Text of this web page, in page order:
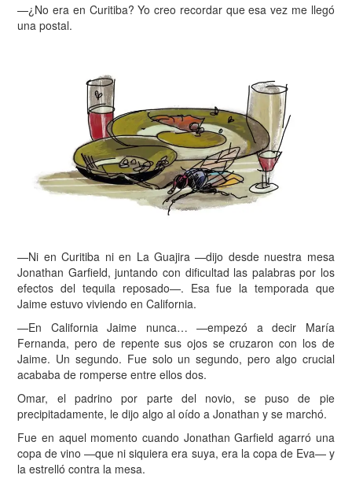
—¿No era en Curitiba? Yo creo recordar que esa vez me llegó
una postal.
—Ni en Curitiba ni en La Guajira —dijo desde nuestra mesa
Jonathan Garfield, juntando con dificultad las palabras por los
efectos del tequila reposado—. Esa fue la temporada que
Jaime estuvo viviendo en California.
—En California Jaime nunca… —empezó a decir María
Fernanda, pero de repente sus ojos se cruzaron con los de
Jaime. Un segundo. Fue solo un segundo, pero algo crucial
acababa de romperse entre ellos dos.
Omar, el padrino por parte del novio, se puso de pie
precipitadamente, le dijo algo al oído a Jonathan y se marchó.
Fue en aquel momento cuando Jonathan Garfield agarró una
copa de vino —que ni siquiera era suya, era la copa de Eva— y
la estrelló contra la mesa.